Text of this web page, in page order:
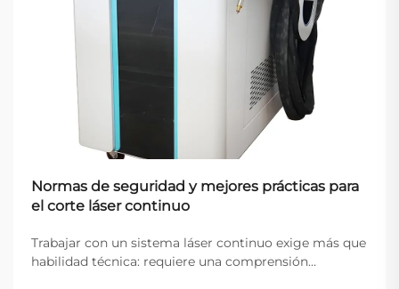
Normas de seguridad y mejores prácticas para
el corte láser continuo
Trabajar con un sistema láser continuo exige más que
habilidad técnica: requiere una comprensión